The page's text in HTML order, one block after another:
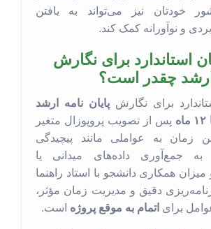
خودتان نیز می‌تواند به یافتن
و نوآورانه کمک کند.
استاندارد برای نگارش
ارشد چقدر است؟
برای نگارش پایان نامه ارشد
پس از تصویب پروپوزال متغیر
زمان به عواملی مانند پیچیدگی
به جمع‌آوری داده‌های میدانی یا
میزان همکاری دانشجو با استاد راهنما
دقیق و مدیریت زمان مؤثر،
برای اتمام به موقع پروژه است.